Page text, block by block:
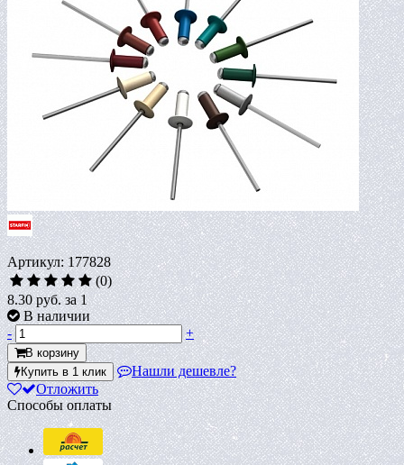
Артикул: 177828
(0)
8.30 руб.за 1
В наличии
-
+
В корзину
Купить в 1 клик
Нашли дешевле?
Отложить
Способы оплаты